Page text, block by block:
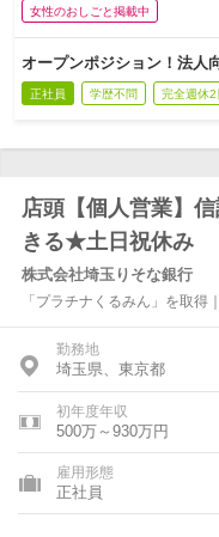
女性のおしごと掲載中
オープンポジション！法人
正社員 学歴不問 完全週休2
店頭【個人営業】
きる★土日祝休み
株式会社埼玉りそな銀行
「プラチナくるみん」を取
勤務地
埼玉県、東京都
初年度年収
500万～930万円
雇用形態
正社員